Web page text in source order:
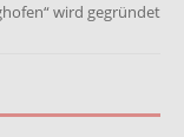
wird gegründet